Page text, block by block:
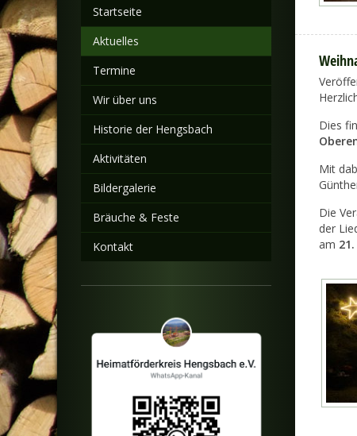
Dies
Mit
Die
der
am
Startseite
Aktuelles
Termine
Wir über uns
Historie der Hengsbach
Aktivitäten
Bildergalerie
Bräuche & Feste
Kontakt